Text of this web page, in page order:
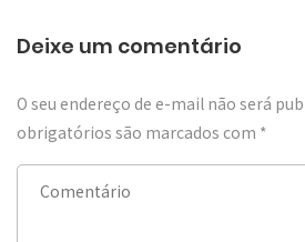
Deixe um comentário
O seu endereço de e-mail não será
obrigatórios são marcados com *